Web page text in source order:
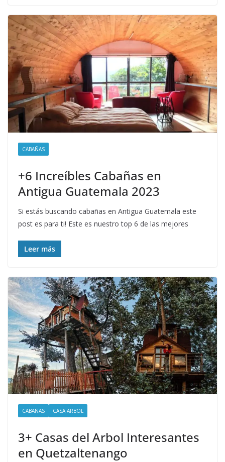
CABAÑAS
+6 Increíbles Cabañas en
Antigua Guatemala 2023
Si estás buscando cabañas en Antigua Guatemala este
post es para ti! Este es nuestro top 6 de las mejores
Leer más
CABAÑAS CASA ARBOL
3+ Casas del Arbol Interesantes
en Quetzaltenango